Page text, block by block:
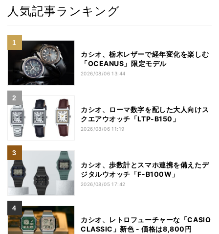
人気記事ランキング
カシオ、栃木レザーで経年変化を楽しむ
「OCEANUS」限定モデル
2026/08/06 13:44
カシオ、ローマ数字を配した大人向けス
クエアウオッチ「LTP-B150」
2026/08/06 11:19
カシオ、歩数計とスマホ連携を備えたデ
ジタルウオッチ「F-B100W」
2026/08/05 17:42
カシオ、レトロフューチャーな「CASIO
CLASSIC」新色 - 価格は8,800円